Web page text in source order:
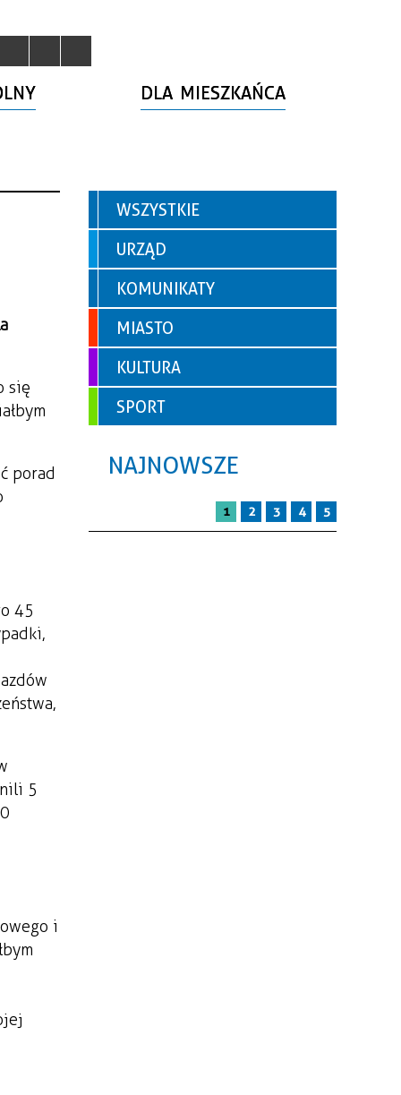
DLA MIESZKAŃCA
się
porad
45
5
i
WSZYSTKIE
URZĄD
KOMUNIKATY
MIASTO
KULTURA
SPORT
NAJNOWSZE
1 2 3 4 5